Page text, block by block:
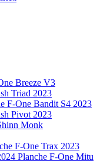
Breeze V3
Triad 2023
F-One Bandit S4 2023
Pivot 2023
Monk
F-One Trax 2023
Planche F-One Mitu